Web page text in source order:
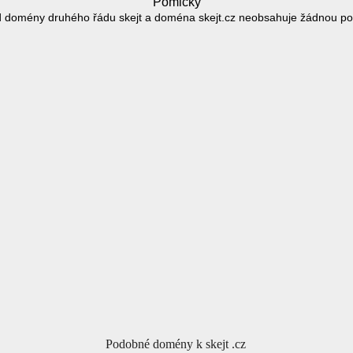
domény druhého řádu skejt a doména skejt.cz neobsahuje žádnou
Podobné domény k skejt .cz